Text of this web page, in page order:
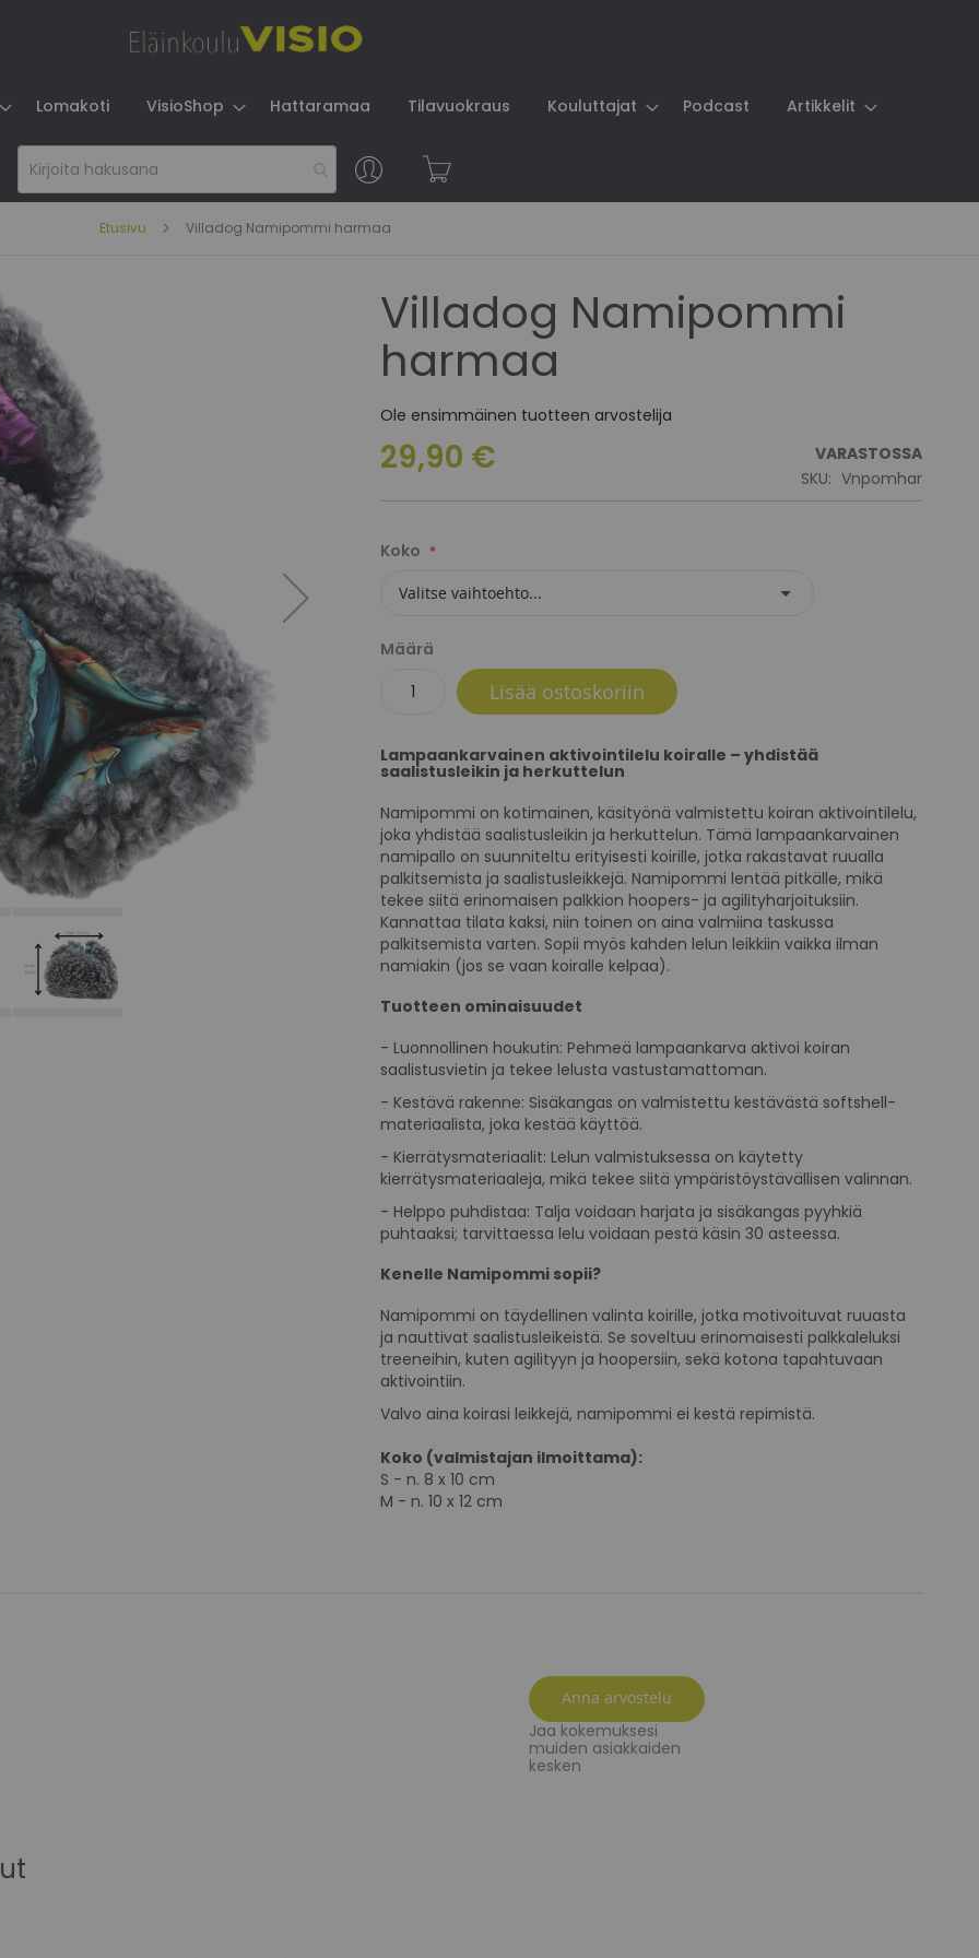
Lomakoti VisioShop Hattaramaa Tilavuokraus Kouluttajat Podcast Artikkelit
Skip
to
Content
Etusivu Villadog Namipommi harmaa
Villadog Namipommi
harmaa
Ole ensimmäinen tuotteen arvostelija
29,90 €
VARASTOSSA
SKU
Vnpomhar
Koko
Määrä
Lisää ostoskoriin
Lampaankarvainen aktivointilelu koiralle – yhdistää
saalistusleikin ja herkuttelun
Namipommi on kotimainen, käsityönä valmistettu koiran aktivointilelu,
joka yhdistää saalistusleikin ja herkuttelun. Tämä lampaankarvainen
namipallo on suunniteltu erityisesti koirille, jotka rakastavat ruualla
palkitsemista ja saalistusleikkejä. Namipommi lentää pitkälle, mikä
tekee siitä erinomaisen palkkion hoopers- ja agilityharjoituksiin.
Kannattaa tilata kaksi, niin toinen on aina valmiina taskussa
palkitsemista varten. Sopii myös kahden lelun leikkiin vaikka ilman
namiakin (jos se vaan koiralle kelpaa).
Tuotteen ominaisuudet
- Luonnollinen houkutin: Pehmeä lampaankarva aktivoi koiran
saalistusvietin ja tekee lelusta vastustamattoman.
- Kestävä rakenne: Sisäkangas on valmistettu kestävästä softshell-
materiaalista, joka kestää käyttöä.
- Kierrätysmateriaalit: Lelun valmistuksessa on käytetty
kierrätysmateriaaleja, mikä tekee siitä ympäristöystävällisen valinnan.
- Helppo puhdistaa: Talja voidaan harjata ja sisäkangas pyyhkiä
puhtaaksi; tarvittaessa lelu voidaan pestä käsin 30 asteessa.
Kenelle Namipommi sopii?
Namipommi on täydellinen valinta koirille, jotka motivoituvat ruuasta
ja nauttivat saalistusleikeistä. Se soveltuu erinomaisesti palkkaleluksi
treeneihin, kuten agilityyn ja hoopersiin, sekä kotona tapahtuvaan
aktivointiin.
Valvo aina koirasi leikkejä, namipommi ei kestä repimistä.
Koko (valmistajan ilmoittama):
S - n. 8 x 10 cm
M - n. 10 x 12 cm
Anna arvostelu
Jaa kokemuksesi
muiden asiakkaiden
kesken